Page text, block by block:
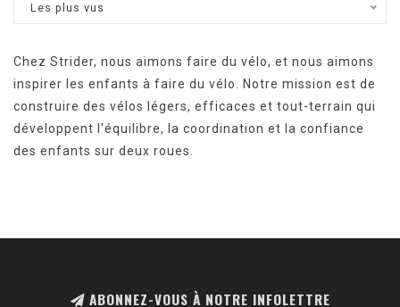
Les plus vus
Chez Strider, nous aimons faire du vélo, et nous aimons
inspirer les enfants à faire du vélo. Notre mission est de
construire des vélos légers, efficaces et tout-terrain qui
développent l'équilibre, la coordination et la confiance
des enfants sur deux roues.
ABONNEZ-VOUS À NOTRE INFOLETTRE